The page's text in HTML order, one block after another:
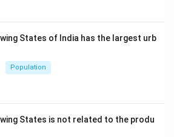
States of India has the largest urb
Population
States is not related to the produ